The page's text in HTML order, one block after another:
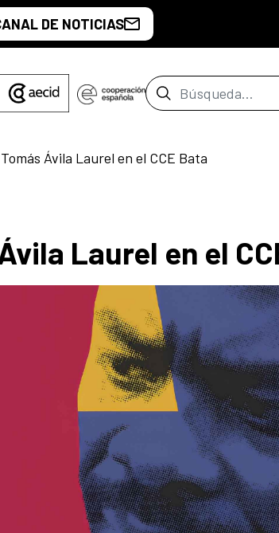
DE NOTICIAS
Barra de
Ávila Laurel en el CCE Bata
Laurel en el